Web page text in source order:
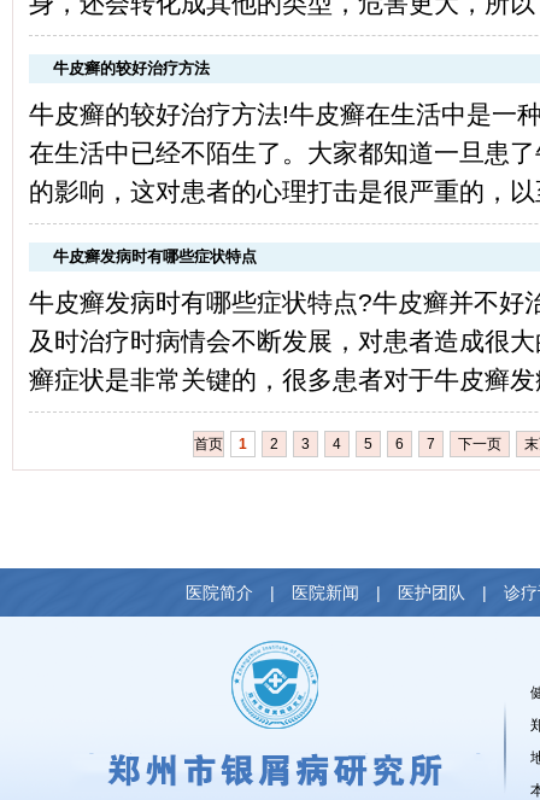
牛皮癣的较好治疗方法
牛皮癣的较好治疗方法!牛皮癣在生活中是一
在生活中已经不陌生了。大家都知道一旦患
的影响，这对患者的心理打击是很严重的，
牛皮癣发病时有哪些症状特点
牛皮癣发病时有哪些症状特点?牛皮癣并不好
及时治疗时病情会不断发展，对患者造成很
癣症状是非常关键的，很多患者对于牛皮癣
首页 1 2 3 4 5 6 7 下一页
医院简介 | 医院新闻 | 医护团队 | 诊